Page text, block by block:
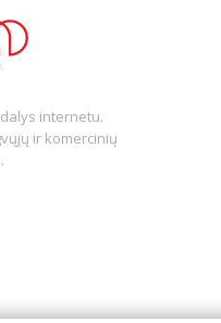
internetu.
ir komercinių